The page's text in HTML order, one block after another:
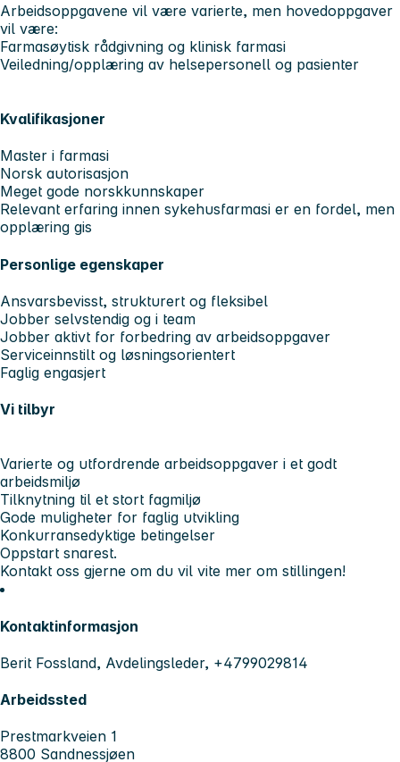
Arbeidsoppgavene vil være varierte, men hovedoppgaver
vil være:
Farmasøytisk rådgivning og klinisk farmasi
Veiledning/opplæring av helsepersonell og pasienter
Kvalifikasjoner
Master i farmasi
Norsk autorisasjon
Meget gode norskkunnskaper
Relevant erfaring innen sykehusfarmasi er en fordel, men
opplæring gis
Personlige egenskaper
Ansvarsbevisst, strukturert og fleksibel
Jobber selvstendig og i team
Jobber aktivt for forbedring av arbeidsoppgaver
Serviceinnstilt og løsningsorientert
Faglig engasjert
Vi tilbyr
Varierte og utfordrende arbeidsoppgaver i et godt
arbeidsmiljø
Tilknytning til et stort fagmiljø
Gode muligheter for faglig utvikling
Konkurransedyktige betingelser
Oppstart snarest.
Kontakt oss gjerne om du vil vite mer om stillingen!
Kontaktinformasjon
Berit Fossland, Avdelingsleder, +4799029814
Arbeidssted
Prestmarkveien 1
8800 Sandnessjøen